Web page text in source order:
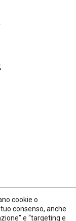
cookie o
consenso, anche
e “targeting e